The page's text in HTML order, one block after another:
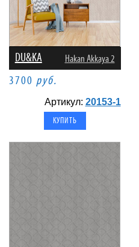
DU&KA Hakan Akkaya 2
3700 руб.
Артикул: 20153-1